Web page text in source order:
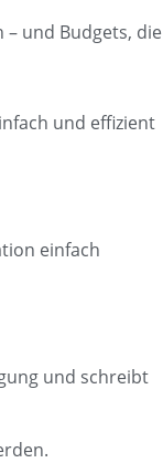
und Budgets, die
und efﬁzient
einfach
und schreibt